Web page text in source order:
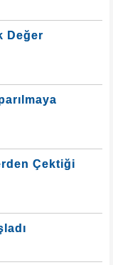
Değer
Çektiği